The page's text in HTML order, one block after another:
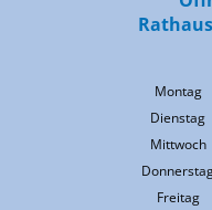
Montag
Dienstag
Mittwoch
Freitag